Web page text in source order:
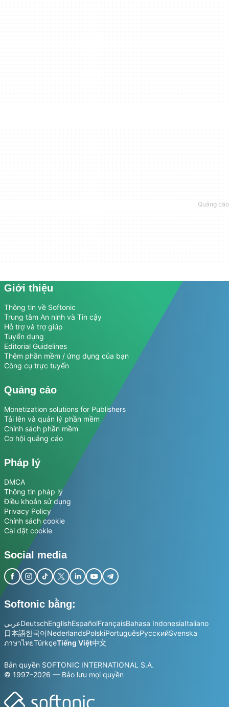
Giới thiệu
Thông tin về Softonic
Trung tâm An ninh và Tin cậy
Hỗ trợ và trợ giúp
Tuyển dụng
Editorial Guidelines
Thêm phần mềm / ứng dụng của bạn
Công cụ trực tuyến
Quảng cáo
Monetization solutions for Publishers
Tải lên và quản lý phần mềm
Chính sách phần mềm
Cơ hội quảng cáo
Pháp lý
DMCA
Thông tin pháp lý
Điều khoản sử dụng
Privacy Policy
Chính sách cookie
Cài đặt cookie
Social media
Softonic bằng:
عربيDeutschEnglishEspañolFrançaisBahasa IndonesiaItaliano
日本語한국어NederlandsPolskiPortuguêsРусскийSvenska
ภาษาไทยTürkçeTiếng Việt中文
Bản quyền SOFTONIC INTERNATIONAL S.A.
© 1997–2026 — Bảo lưu mọi quyền